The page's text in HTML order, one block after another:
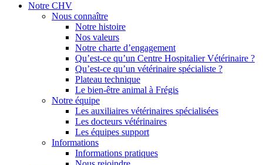
Notre CHV
Nous connaître
Notre histoire
Nos valeurs
Notre charte d’engagement
Qu’est-ce qu’un Centre Hospitalier Vétérinaire ?
Qu’est-ce qu’un vétérinaire spécialiste ?
Plateau technique
Le bien-être animal à Frégis
Notre équipe
Les auxiliaires vétérinaires spécialisées
Les docteurs vétérinaires
Les équipes support
Informations
Informations pratiques